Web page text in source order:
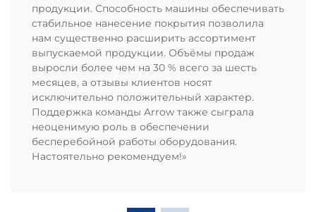
продукции. Способность машины обеспечивать
стабильное нанесение покрытия позволила
нам существенно расширить ассортимент
выпускаемой продукции. Объёмы продаж
выросли более чем на 30 % всего за шесть
месяцев, а отзывы клиентов носят
исключительно положительный характер.
Поддержка команды Arrow также сыграла
неоценимую роль в обеспечении
бесперебойной работы оборудования.
Настоятельно рекомендуем!»